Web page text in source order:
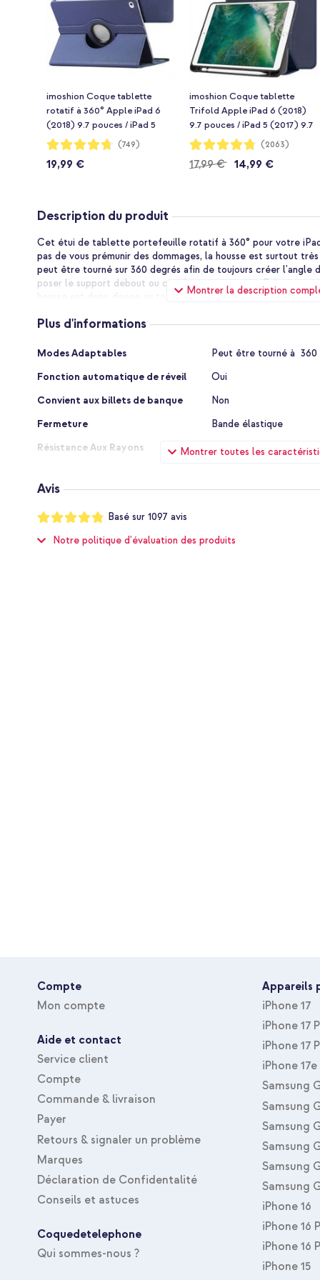
imoshion Coque tablette
rotatif à 360° Apple iPad 6
(2018) 9.7 pouces / iPad 5
(2017) 9.7 pouces - Bleu
foncé
Notation:
94%
(749)
19,99 €
imoshion Coque tablette
Trifold Apple iPad 6 (2018)
9.7 pouces / iPad 5 (2017) 9.7
pouces / Air 2 (2014)/Air 1
(2013) - Bleu foncé
Notation:
95%
(2063)
17,99 € 14,99 €
Description du produit
Montrer la description
Cet étui de tablette portefeuille rotatif à 360° pour votre
pas de vous prémunir des dommages, la housse est surtout
peut être tourné sur 360 degrés afin de toujours créer l'angle
poser le support debout ou couché, à votre guise. Fabriquée
housse est donc douce au toucher. La doublure intérieure
maintient la housse fermée lorsque vous ne vous servez pas
Plus d'informations
Montrer toutes les
Plus
Modes Adaptables
Peut être tourné à 360
Fonction automatique de réveil
Oui
Convient aux billets de banque
Non
Fermeture
Bande élastique
Résistance Aux Rayons
Non
Résistant aux éclaboussures
Qualité d'utilisation
Résistant À L'eau
Non
Avis
Notation:
96
%
of
100
Basé sur 1097 avis
Notre politique d'évaluation des produits
Compte
Mon compte
Aide et contact
Service client
Compte
Commande & livraison
Payer
Retours & signaler un problème
Marques
Déclaration de Confidentalité
Conseils et astuces
Coquedetelephone
Qui sommes-nous ?
Appareils
iPhone 17
iPhone 17
iPhone 17
iPhone 17e
Samsung
Samsung
Samsung
Samsung
Samsung
Samsung
iPhone 16
iPhone 16
iPhone 16
iPhone 15